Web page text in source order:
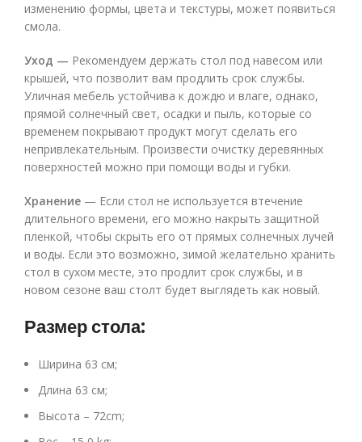
изменению формы, цвета и текстуры, может появиться
смола.
Уход — Рекомендуем держать стол под навесом или
крышей, что позволит вам продлить срок службы.
Уличная мебель устойчива к дождю и влаге, однако,
прямой солнечный свет, осадки и пыль, которые со
временем покрывают продукт могут сделать его
непривлекательным. Произвести очистку деревянных
поверхностей можно при помощи воды и губки.
Хранение — Если стол не используется втечение
длительного времени, его можно накрыть защитной
пленкой, чтобы скрыть его от прямых солнечных лучей
и воды. Если это возможно, зимой желательно хранить
стол в сухом месте, это продлит срок службы, и в
новом сезоне ваш столт будет выглядеть как новый.
Размер стола:
Ширина 63 см;
Длина 63 см;
Высота – 72cm;